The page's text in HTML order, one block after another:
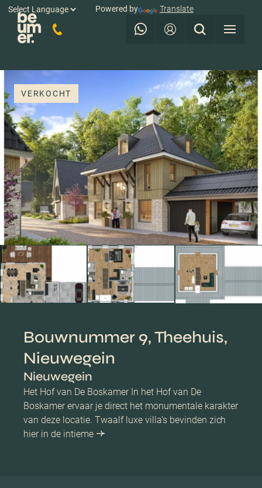
Powered by Translate
VERKOCHT
Bouwnummer 9, Theehuis,
Nieuwegein
Nieuwegein
Het Hof van De Boskamer In het Hof van De
Boskamer ervaar je direct het monumentale karakter
van deze locatie. Twaalf luxe villa’s bevinden zich
hier in de intieme